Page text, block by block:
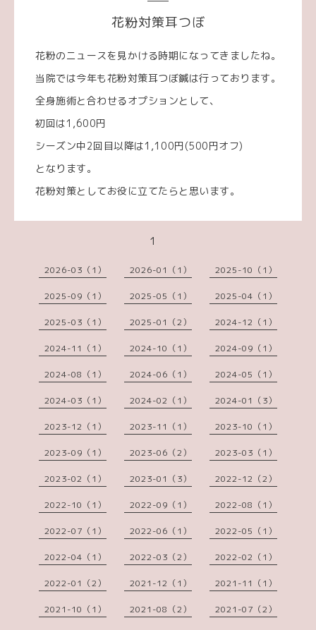
花粉対策耳つぼ
花粉のニュースを見かける時期になってきましたね。
当院では今年も花粉対策耳つぼ鍼は行っております。
全身施術と合わせるオプションとして、
初回は1,600円
シーズン中2回目以降は1,100円(500円オフ)
となります。
花粉対策としてお役に立てたらと思います。
1
2026-03（1） 2026-01（1） 2025-10（1）
2025-09（1） 2025-05（1） 2025-04（1）
2025-03（1） 2025-01（2） 2024-12（1）
2024-11（1） 2024-10（1） 2024-09（1）
2024-08（1） 2024-06（1） 2024-05（1）
2024-03（1） 2024-02（1） 2024-01（3）
2023-12（1） 2023-11（1） 2023-10（1）
2023-09（1） 2023-06（2） 2023-03（1）
2023-02（1） 2023-01（3） 2022-12（2）
2022-10（1） 2022-09（1） 2022-08（1）
2022-07（1） 2022-06（1） 2022-05（1）
2022-04（1） 2022-03（2） 2022-02（1）
2022-01（2） 2021-12（1） 2021-11（1）
2021-10（1） 2021-08（2） 2021-07（2）